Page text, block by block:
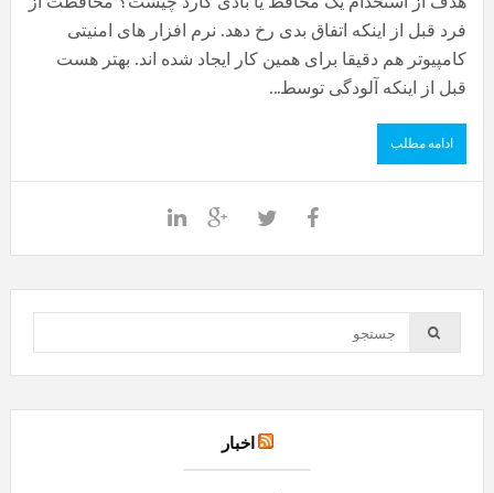
فرد قبل از اینکه اتفاق بدی رخ دهد. نرم افزار های امنیتی
کامپیوتر هم دقیقا برای همین کار ایجاد شده اند. بهتر هست
قبل از اینکه آلودگی توسط...
ادامه مطلب
اخبار